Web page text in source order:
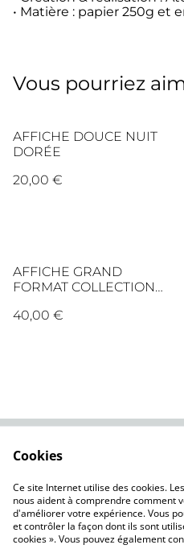
• Matière : papier 250g et
Vous pourriez
AFFICHE DOUCE NUIT
DORÉE
20,00 €
AFFICHE GRAND
FORMAT COLLECTION
40,00 €
Politique de
confidentialité
Cookies
Ce site Internet utilise des cookies.
nous aident à comprendre comment
d'améliorer votre expérience. Vous
et contrôler la façon dont ils sont
cookies ». Vous pouvez également